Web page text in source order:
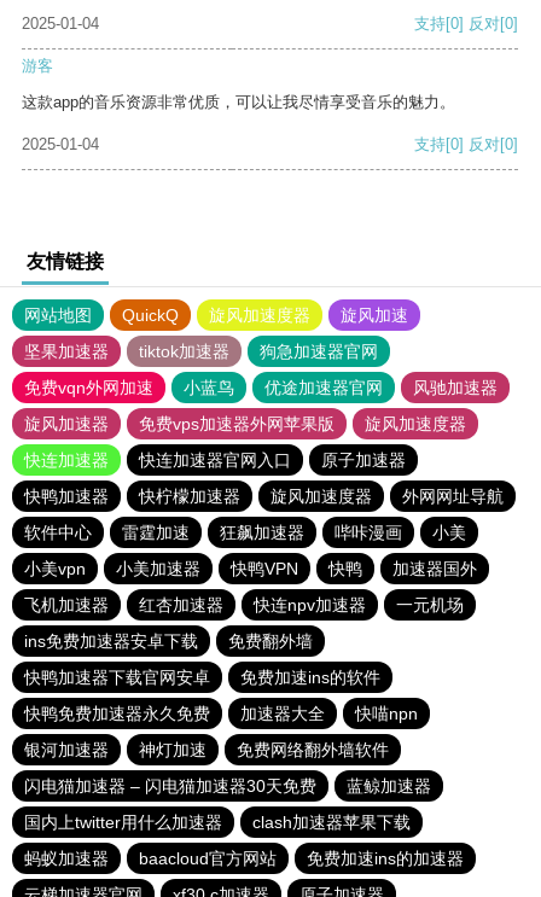
2025-01-04
支持[0] 反对[0]
游客
这款app的音乐资源非常优质，可以让我尽情享受音乐的魅力。
2025-01-04 支持[0] 反对[0]
友情链接
网站地图 QuickQ 旋风加速度器
旋风加速
坚果加速器
tiktok加速器
狗急加速器官网
免费vqn外网加速
小蓝鸟 优途加速器官网
风驰加速器
旋风加速器
免费vps加速器外网苹果版
旋风加速度器
快连加速器
快连加速器官网入口
原子加速器
快鸭加速器
快柠檬加速器 旋风加速度器
外网网址导航
软件中心
雷霆加速 狂飙加速器 哔咔漫画
小美
小美vpn
小美加速器 快鸭VPN 快鸭
加速器国外
飞机加速器
红杏加速器 快连npv加速器
一元机场
ins免费加速器安卓下载
免费翻外墙
快鸭加速器下载官网安卓
免费加速ins的软件
快鸭免费加速器永久免费
加速器大全
快喵npn
银河加速器
神灯加速
免费网络翻外墙软件
闪电猫加速器 – 闪电猫加速器30天免费
蓝鲸加速器
国内上twitter用什么加速器
clash加速器苹果下载
蚂蚁加速器
baacloud官方网站
免费加速ins的加速器